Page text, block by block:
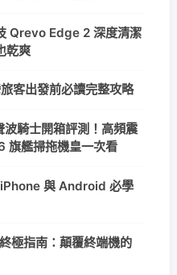
Qrevo Edge 2 深度清潔
乾爽
客出發前必讀完整攻略
騎士開箱評測！高頻震
旗艦掃拖機皇一次看
與 Android 必學
極指南：顛覆終端機的